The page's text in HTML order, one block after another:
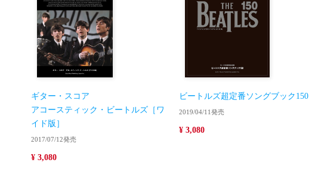
ギター・スコア
アコースティック・ビートルズ［ワ
イド版］
2017/07/12発売
¥ 3,080
ビートルズ超定番ソングブック150
2019/04/11発売
¥ 3,080